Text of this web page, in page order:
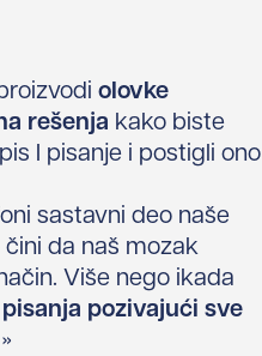
olovke
rešenja kako biste
I pisanje i postigli ono
sastavni deo naše
čini da naš mozak
Više nego ikada
pozivajući sve